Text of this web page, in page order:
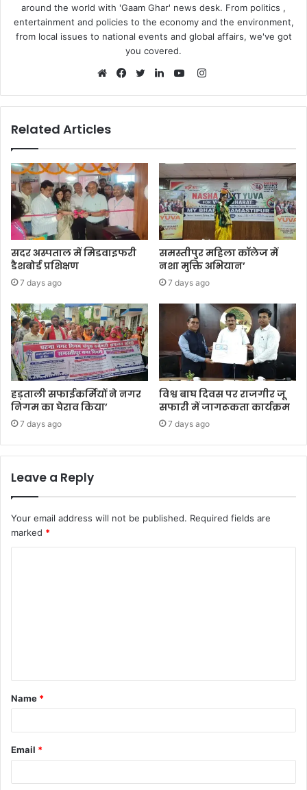
around the world with 'Gaam Ghar' news desk. From politics ,
entertainment and policies to the economy and the environment,
from local issues to national events and global affairs, we've got
you covered.
Instagram
Related Articles
सदर अस्पताल में मिडवाइफरी
डैशबोर्ड प्रशिक्षण
7 days ago
समस्तीपुर महिला कॉलेज में
नशा मुक्ति अभियान’
7 days ago
हड़ताली सफाईकर्मियों ने नगर
निगम का घेराव किया’
7 days ago
विश्व बाघ दिवस पर राजगीर जू
सफारी में जागरूकता कार्यक्रम
7 days ago
Leave a Reply
Your email address will not be published. Required fields are
marked *
Name *
Email *